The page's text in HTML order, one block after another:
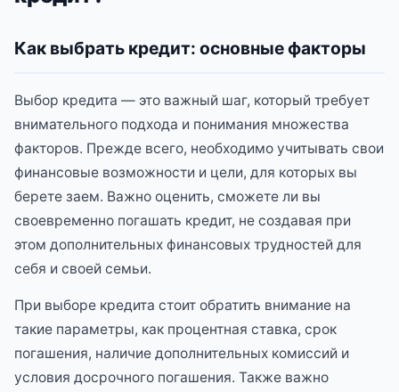
Как выбрать кредит: основные факторы
Выбор кредита — это важный шаг, который требует
внимательного подхода и понимания множества
факторов. Прежде всего, необходимо учитывать свои
финансовые возможности и цели, для которых вы
берете заем. Важно оценить, сможете ли вы
своевременно погашать кредит, не создавая при
этом дополнительных финансовых трудностей для
себя и своей семьи.
При выборе кредита стоит обратить внимание на
такие параметры, как процентная ставка, срок
погашения, наличие дополнительных комиссий и
условия досрочного погашения. Также важно